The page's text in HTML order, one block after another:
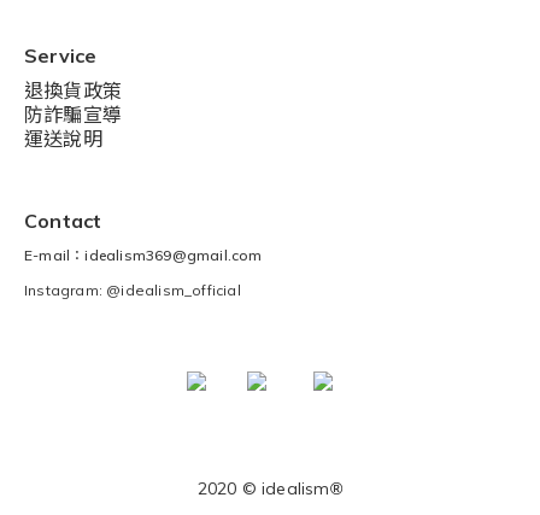
Service
退換貨政策
防詐騙宣導
運送說明
Contact
E-mail：idealism369@gmail.com
Instagram: @idealism_official
2020 © idealism®